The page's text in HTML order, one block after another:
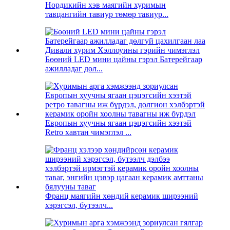
Нордикийн хэв маягийн хуримын
тавцангийн тавиур төмөр тавиур...
Бөөний LED мини цайны гэрэл Батерейгаар
ажилладаг дөл...
Европын хуучны ягаан цэцэгсийн хээтэй
Retro хавтан чимэглэл ...
Франц маягийн хөндий керамик ширээний
хэрэгсэл, бүтээлч...